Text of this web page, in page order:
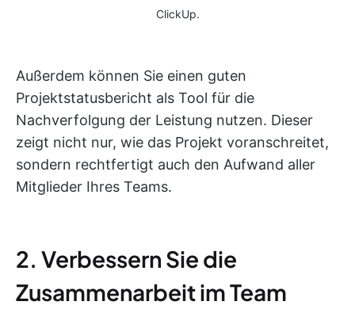
ClickUp.
Außerdem können Sie einen guten
Projektstatusbericht als Tool für die
Nachverfolgung der Leistung nutzen. Dieser
zeigt nicht nur, wie das Projekt voranschreitet,
sondern rechtfertigt auch den Aufwand aller
Mitglieder Ihres Teams.
2. Verbessern Sie die
Zusammenarbeit im Team